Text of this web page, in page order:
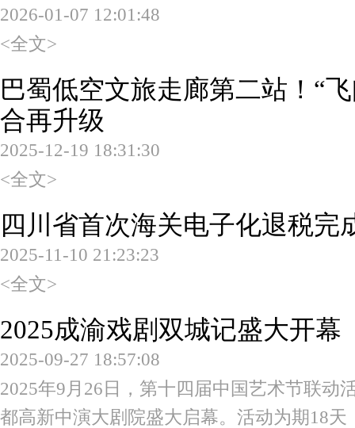
2026-01-07 12:01:48
<全文>
巴蜀低空文旅走廊第二站！“
合再升级
2025-12-19 18:31:30
<全文>
四川省首次海关电子化退税完
2025-11-10 21:23:23
<全文>
2025成渝戏剧双城记盛大开幕
2025-09-27 18:57:08
2025年9月26日，第十四届中国艺术节联
都高新中演大剧院盛大启幕。活动为期18